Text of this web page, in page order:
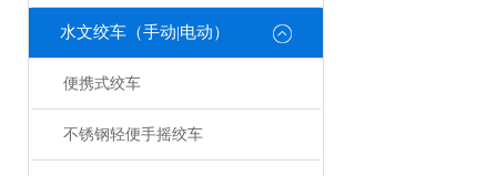
水文绞车（手动|电动）
便携式绞车
不锈钢轻便手摇绞车